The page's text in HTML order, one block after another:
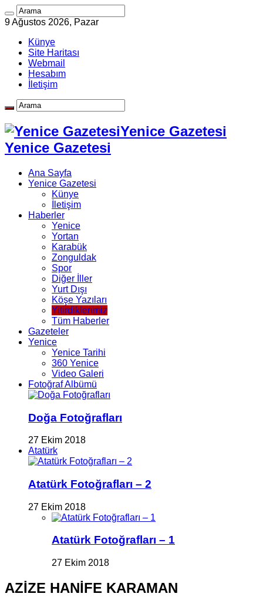
9 Ağustos 2026, Pazar
Künye
Site Haritası
Webmail
Hesabım
İletişim
Yenice Gazetesi
Yenice Gazetesi
Ana Sayfa
Yenice Gazetesi
Künye
İletişim
Haberler
Yenice
Yortan
Karabük
Zonguldak
Spor
Diğer İller
Yurt Dışı
Köşe Yazıları
Yitirdiklerimiz
Tüm Haberler
Gazeteler
Yenice
Yenice Tarihi
360 Yenice
Video Galeri
Fotoğraf Albümü
Doğa Fotoğrafları
27 Ekim 2018
Atatürk
Atatürk Fotoğrafları – 2
27 Ekim 2018
Atatürk Fotoğrafları – 1
27 Ekim 2018
AZİZE HANİFE KARAMAN